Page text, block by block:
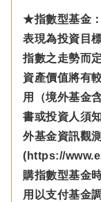
★指數型基金
表現為投資目
指數之走勢而
資產價值將有
用（境外基金
書或投資人須
外基金資訊觀
(https://
購指數型基金
用以支付基金